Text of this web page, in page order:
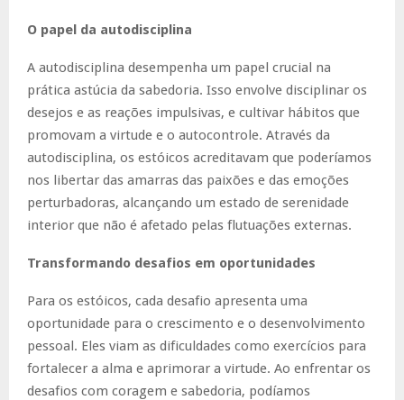
O papel da autodisciplina
A autodisciplina desempenha um papel crucial na
prática astúcia da sabedoria. Isso envolve disciplinar os
desejos e as reações impulsivas, e cultivar hábitos que
promovam a virtude e o autocontrole. Através da
autodisciplina, os estóicos acreditavam que poderíamos
nos libertar das amarras das paixões e das emoções
perturbadoras, alcançando um estado de serenidade
interior que não é afetado pelas flutuações externas.
Transformando desafios em oportunidades
Para os estóicos, cada desafio apresenta uma
oportunidade para o crescimento e o desenvolvimento
pessoal. Eles viam as dificuldades como exercícios para
fortalecer a alma e aprimorar a virtude. Ao enfrentar os
desafios com coragem e sabedoria, podíamos